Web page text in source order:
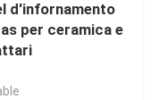
d'infornamento
per ceramica e